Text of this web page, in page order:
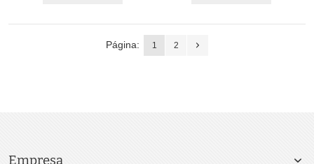
Página: 1 2
Empresa